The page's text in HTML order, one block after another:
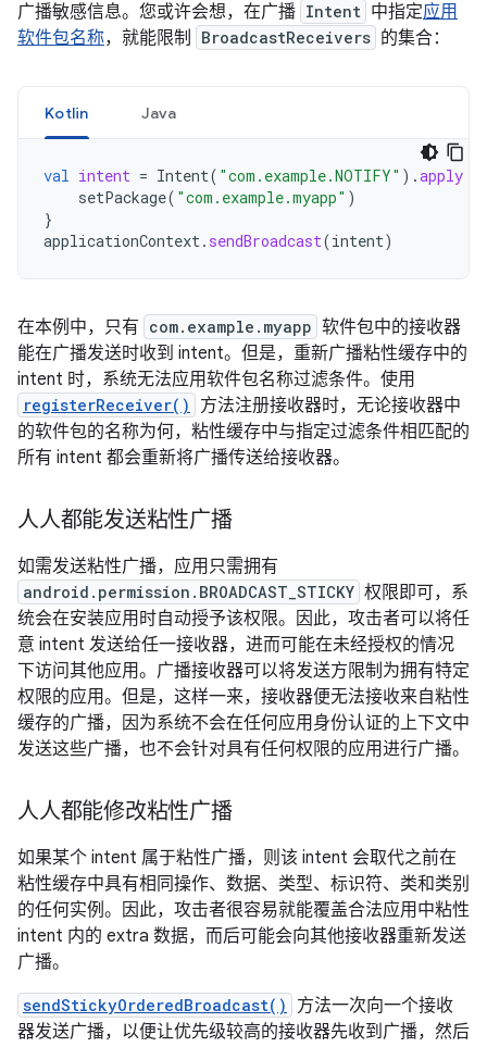
广播敏感信息。您或许会想，在广播 Intent 中指定应用
软件包名称，就能限制 BroadcastReceivers 的集合：
Kotlin Java
val intent = Intent( "com.example.NOTIFY" ).apply
setPackage( "com.example.myapp" )
}
applicationContext. sendBroadcast(intent)
在本例中，只有 com.example.myapp 软件包中的接收器
能在广播发送时收到 intent。但是，重新广播粘性缓存中的
intent 时，系统无法应用软件包名称过滤条件。使用
registerReceiver()
方法注册接收器时，无论接收器中
的软件包的名称为何，粘性缓存中与指定过滤条件相匹配的
所有 intent 都会重新将广播传送给接收器。
人人都能发送粘性广播
如需发送粘性广播，应用只需拥有
android.permission.BROADCAST_STICKY 权限即可，系
统会在安装应用时自动授予该权限。因此，攻击者可以将任
意 intent 发送给任一接收器，进而可能在未经授权的情况
下访问其他应用。广播接收器可以将发送方限制为拥有特定
权限的应用。但是，这样一来，接收器便无法接收来自粘性
缓存的广播，因为系统不会在任何应用身份认证的上下文中
发送这些广播，也不会针对具有任何权限的应用进行广播。
人人都能修改粘性广播
如果某个 intent 属于粘性广播，则该 intent 会取代之前在
粘性缓存中具有相同操作、数据、类型、标识符、类和类别
的任何实例。因此，攻击者很容易就能覆盖合法应用中粘性
intent 内的 extra 数据，而后可能会向其他接收器重新发送
广播。
sendStickyOrderedBroadcast()
方法一次向一个接收
器发送广播，以便让优先级较高的接收器先收到广播，然后